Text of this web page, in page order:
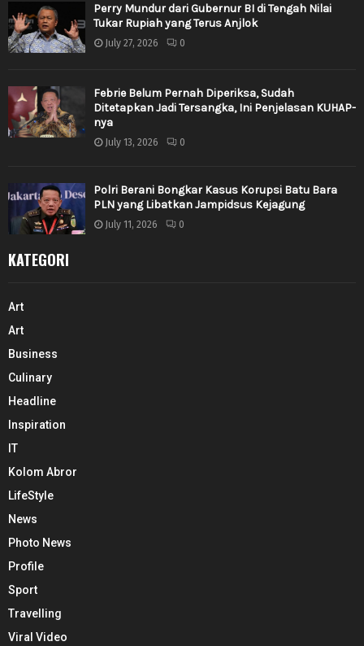
Perry Mundur dari Gubernur BI di Tengah Nilai
Tukar Rupiah yang Terus Anjlok
July 27, 2026 0
Febrie Belum Pernah Diperiksa, Sudah
Ditetapkan Jadi Tersangka, Ini Penjelasan KUHAP-
nya
July 13, 2026 0
Polri Berani Bongkar Kasus Korupsi Batu Bara
PLN yang Libatkan Jampidsus Kejagung
July 11, 2026 0
KATEGORI
Art
Art
Business
Culinary
Headline
Inspiration
IT
Kolom Abror
LifeStyle
News
Photo News
Profile
Sport
Travelling
Viral Video